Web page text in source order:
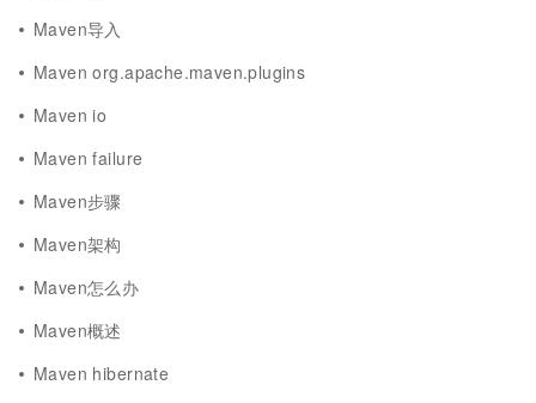
Maven导入
Maven org.apache.maven.plugins
Maven io
Maven failure
Maven步骤
Maven架构
Maven怎么办
Maven概述
Maven hibernate